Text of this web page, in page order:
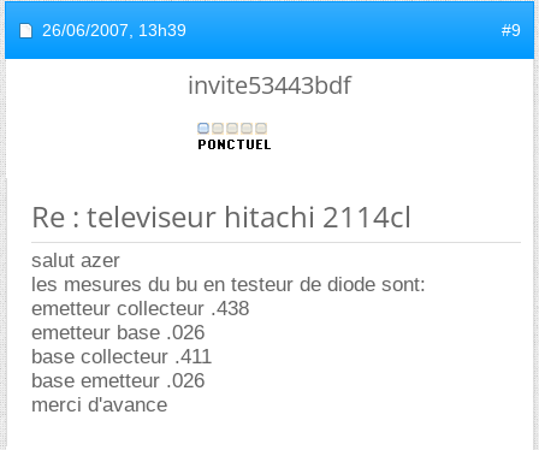
26/06/2007, 13h39 #9
invite53443bdf
Re : televiseur hitachi 2114cl
salut azer
les mesures du bu en testeur de diode sont:
emetteur collecteur .438
emetteur base .026
base collecteur .411
base emetteur .026
merci d'avance